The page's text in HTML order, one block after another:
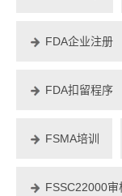
FDA企业注册
FDA扣留程序
FSMA培训
FSSC22000审